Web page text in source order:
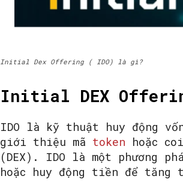
Initial Dex Offering ( IDO) là gì?
Initial DEX
IDO là kỹ thuật huy động
giới thiệu mã token hoặc
(DEX). IDO là một phương
hoặc huy động tiền để